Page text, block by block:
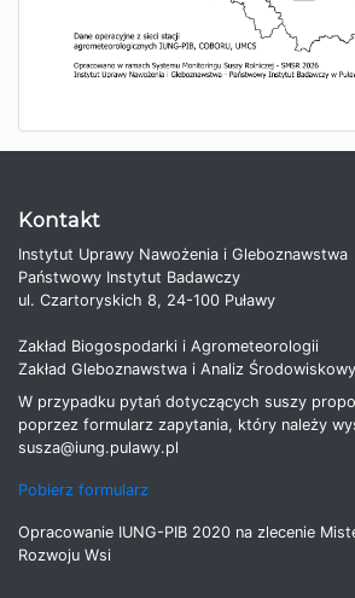
Kontakt
Instytut Uprawy Nawożenia i Gleboznawstwa
Państwowy Instytut Badawczy
ul. Czartoryskich 8, 24-100 Puławy
Zakład Biogospodarki i Agrometeorologii
Zakład Gleboznawstwa i Analiz
W przypadku pytań dotyczących suszy
poprzez formularz zapytania, który należy
susza@iung.pulawy.pl
Pobierz formularz
Opracowanie IUNG-PIB 2020 na zlecenie
Rozwoju Wsi